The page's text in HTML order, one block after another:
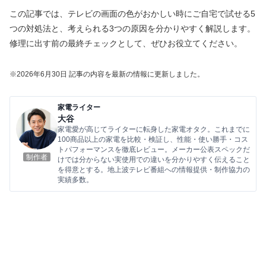
この記事では、テレビの画面の色がおかしい時にご自宅で試せる5
つの対処法と、考えられる3つの原因を分かりやすく解説します。
修理に出す前の最終チェックとして、ぜひお役立てください。
※2026年6 月30日 記事の内容を最新の情報に更新しました。
制作者
家電ライター
大谷
家電愛が高じてライターに転身した家電オタク。これまでに
100商品以上の家電を比較・検証し、性能・使い勝手・コス
トパフォーマンスを徹底レビュー。メーカー公表スペックだ
けでは分からない実使用での違いを分かりやすく伝えること
を得意とする。地上波テレビ番組への情報提供・制作協力の
実績多数。